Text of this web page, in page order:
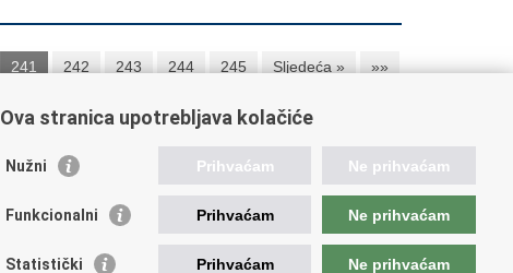
241 242 243 244 245 Sljedeća » »»
Korisne poveznice
AZOO
Ova stranica upotrebljava kolačiće
Nužni Prihvaćam Ne prihvaćam
Funkcionalni Prihvaćam Ne prihvaćam
Statistički Prihvaćam Ne prihvaćam